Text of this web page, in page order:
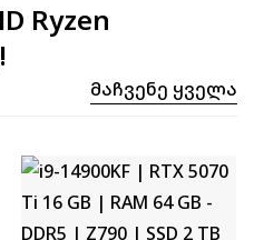
Ryzen
Მაჩვენე Ყველა